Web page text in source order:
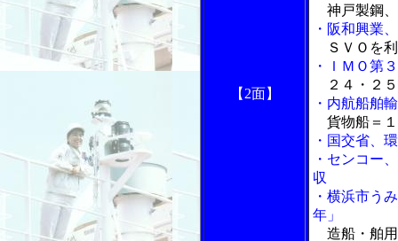
【2面】
神戸製鋼、
・阪和興業
ＳＶＯを利
・ＩＭＯ第
２４・２
・内航船舶
貨物船＝１
・国交省、
・センコー
収
・横浜市う
年」
造船・舶用